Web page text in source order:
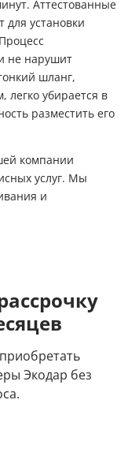
Аттестованные
установки
не нарушит
шланг,
убирается в
разместить его
компании
услуг. Мы
и
Экодар без